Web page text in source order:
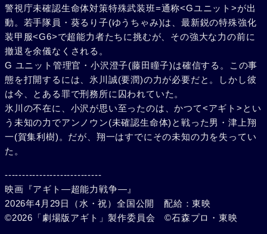
警視庁未確認生命体対策特殊武装班=通称<Gユニット>が出
動。若手隊員・葵るり子(ゆうちゃみ)は、最新鋭の特殊強化
装甲服<G6>で超能力者たちに挑むが、その強大な力の前に
撤退を余儀なくされる。
G ユニット管理官・小沢澄子(藤田瞳子)は確信する。この事
態を打開するには、氷川誠(要潤)の力が必要だと。しかし彼
は今、とある罪で刑務所に囚われていた。
氷川の不在に、小沢が思い至ったのは、かつて<アギト>とい
う未知の力でアンノウン(未確認生命体)と戦った男・津上翔
一(賀集利樹)。だが、翔一はすでにその未知の力を失ってい
た。
----------------------------
映画『アギト―超能力戦争―』
2026年4月29日（水・祝）全国公開 配給：東映
©2026「劇場版アギト」製作委員会 ©石森プロ・東映